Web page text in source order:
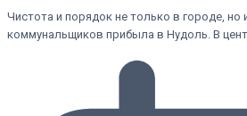
Чистота и порядок не только в городе, но
коммунальщиков прибыла в Нудоль. В